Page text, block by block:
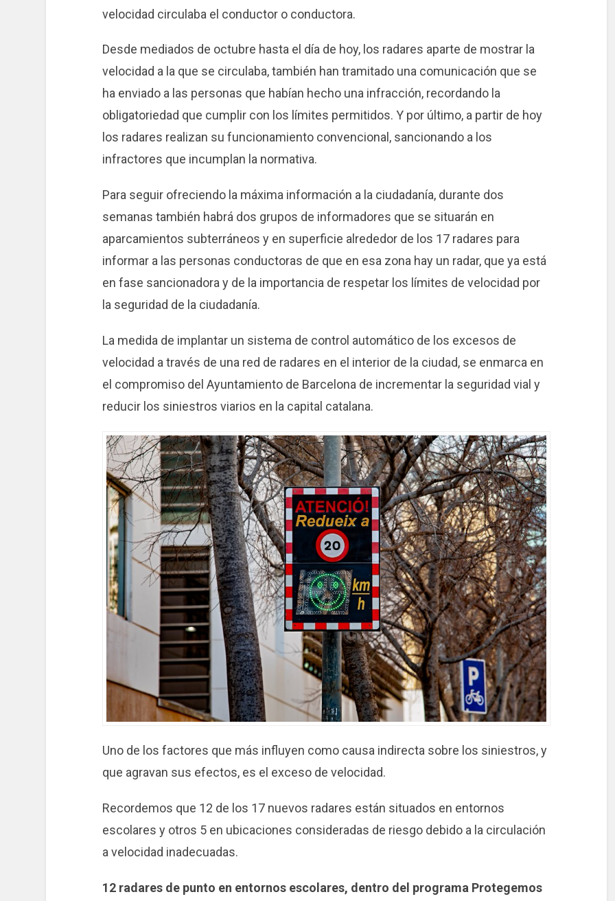
velocidad circulaba el conductor o conductora.
Desde mediados de octubre hasta el día de hoy, los radares aparte de mostrar la
velocidad a la que se circulaba, también han tramitado una comunicación que se
ha enviado a las personas que habían hecho una infracción, recordando la
obligatoriedad que cumplir con los límites permitidos. Y por último, a partir de hoy
los radares realizan su funcionamiento convencional, sancionando a los
infractores que incumplan la normativa.
Para seguir ofreciendo la máxima información a la ciudadanía, durante dos
semanas también habrá dos grupos de informadores que se situarán en
aparcamientos subterráneos y en superficie alrededor de los 17 radares para
informar a las personas conductoras de que en esa zona hay un radar, que ya está
en fase sancionadora y de la importancia de respetar los límites de velocidad por
la seguridad de la ciudadanía.
La medida de implantar un sistema de control automático de los excesos de
velocidad a través de una red de radares en el interior de la ciudad, se enmarca en
el compromiso del Ayuntamiento de Barcelona de incrementar la seguridad vial y
reducir los siniestros viarios en la capital catalana.
Uno de los factores que más influyen como causa indirecta sobre los siniestros, y
que agravan sus efectos, es el exceso de velocidad.
Recordemos que 12 de los 17 nuevos radares están situados en entornos
escolares y otros 5 en ubicaciones consideradas de riesgo debido a la circulación
a velocidad inadecuadas.
12 radares de punto en entornos escolares, dentro del programa Protegemos